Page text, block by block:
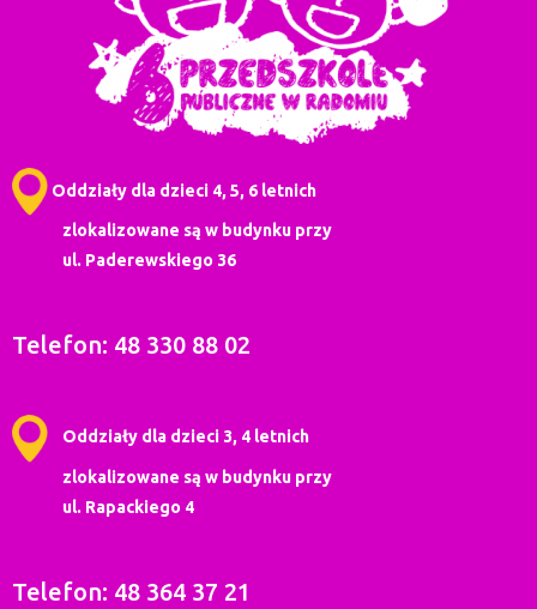
Oddziały dla dzieci 4, 5, 6 letnich
zlokalizowane są w budynku przy
ul. Paderewskiego 36
Telefon: 48 330 88 02
Oddziały dla dzieci 3, 4 letnich
zlokalizowane są w budynku przy
ul. Rapackiego 4
Telefon: 48 364 37 21